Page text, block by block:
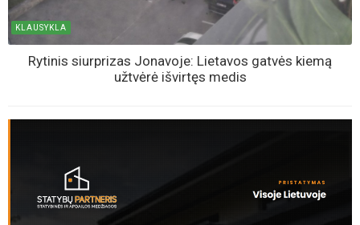
KLAUSYKLA
Rytinis siurprizas Jonavoje: Lietavos gatvės kiemą
užtvėrė išvirtęs medis